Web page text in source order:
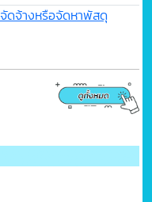
ดจ้างหรือจัดหาพัสดุ